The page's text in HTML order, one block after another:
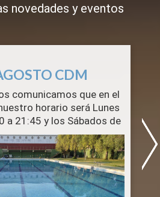
novedades y eventos
CDM
comunicamos que en el
horario será Lunes
a 21:45 y los Sábados de
domingos permanecerá
.
cuenta que el 15 de
nacional, La Asunción de
permanecerá cerrado .